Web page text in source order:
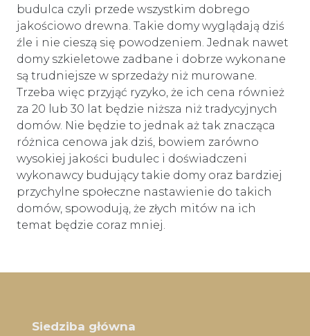
budulca czyli przede wszystkim dobrego
jakościowo drewna. Takie domy wyglądają dziś
źle i nie cieszą się powodzeniem. Jednak nawet
domy szkieletowe zadbane i dobrze wykonane
są trudniejsze w sprzedaży niż murowane.
Trzeba więc przyjąć ryzyko, że ich cena również
za 20 lub 30 lat będzie niższa niż tradycyjnych
domów. Nie będzie to jednak aż tak znacząca
różnica cenowa jak dziś, bowiem zarówno
wysokiej jakości budulec i doświadczeni
wykonawcy budujący takie domy oraz bardziej
przychylne społeczne nastawienie do takich
domów, spowodują, że złych mitów na ich
temat będzie coraz mniej.
Siedziba główna